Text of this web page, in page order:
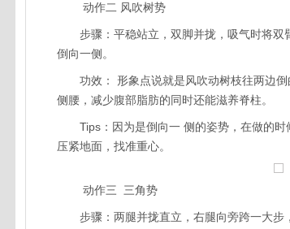
动作二 风吹树势
步骤：平稳站立，双脚并拢，吸气时将双
倒向一侧。
功效： 形象点说就是风吹动树枝往两边倒
侧腰，减少腹部脂肪的同时还能滋养脊柱。
Tips：因为是倒向一 侧的姿势，在做的时
压紧地面，找准重心。
动作三 三角势
步骤：两腿并拢直立，右腿向旁跨一大步